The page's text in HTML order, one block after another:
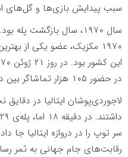
سبب پیدایش بازی‌ها و گل‌های
سال ۱۹۷۰، سال بازگشت
۱۹۷۰ مکزیک، عضو یکى از
در حضور ۱۰۵ هزار تماشاگر بین دو تیم برزیل و ایتالیا برگزار شد.
لاجوردی‌پوشان ایتالیا در
سر توپ را در دروازه ایتالیا جا
رقابت‌هاى جام جهانى به ثمر